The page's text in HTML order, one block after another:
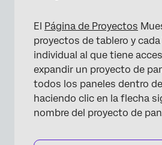
El Página de Proyectos
proyectos de tablero y cada
individual al que tiene
expandir un proyecto de
todos los paneles dentro
haciendo clic en la flecha
nombre del proyecto de